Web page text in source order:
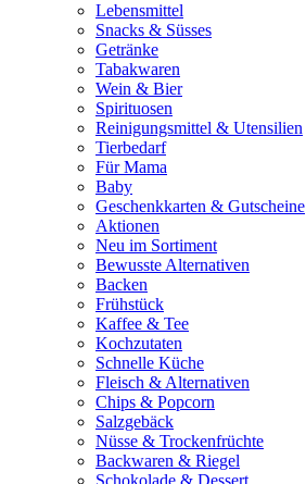
Lebensmittel
Snacks & Süsses
Getränke
Tabakwaren
Wein & Bier
Spirituosen
Reinigungsmittel & Utensilien
Tierbedarf
Für Mama
Baby
Geschenkkarten & Gutscheine
Aktionen
Neu im Sortiment
Bewusste Alternativen
Backen
Frühstück
Kaffee & Tee
Kochzutaten
Schnelle Küche
Fleisch & Alternativen
Chips & Popcorn
Salzgebäck
Nüsse & Trockenfrüchte
Backwaren & Riegel
Schokolade & Dessert